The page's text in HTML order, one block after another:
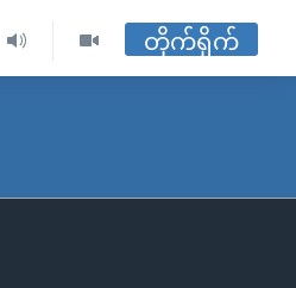
တိုက်ရိုက်